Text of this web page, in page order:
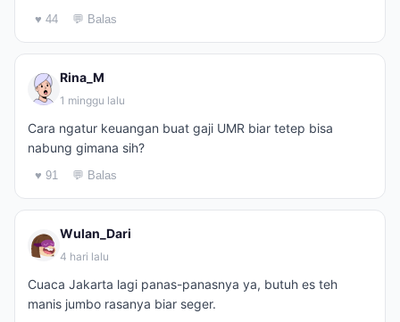
♥ 44 💬 Balas
Rina_M
1 minggu lalu
Cara ngatur keuangan buat gaji UMR biar tetep bisa
nabung gimana sih?
♥ 91 💬 Balas
Wulan_Dari
4 hari lalu
Cuaca Jakarta lagi panas-panasnya ya, butuh es teh
manis jumbo rasanya biar seger.